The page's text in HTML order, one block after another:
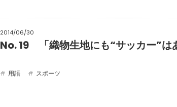
2014/06/30
No. 19 「織物生地にも“サッカー”は
用語 スポーツ